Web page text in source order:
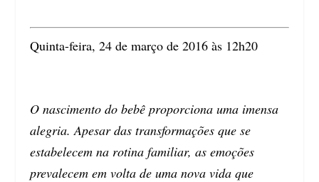
Quinta-feira, 24 de março de 2016 às 12h20
O nascimento do bebê proporciona uma imensa
alegria. Apesar das transformações que se
estabelecem na rotina familiar, as emoções
prevalecem em volta de uma nova vida que